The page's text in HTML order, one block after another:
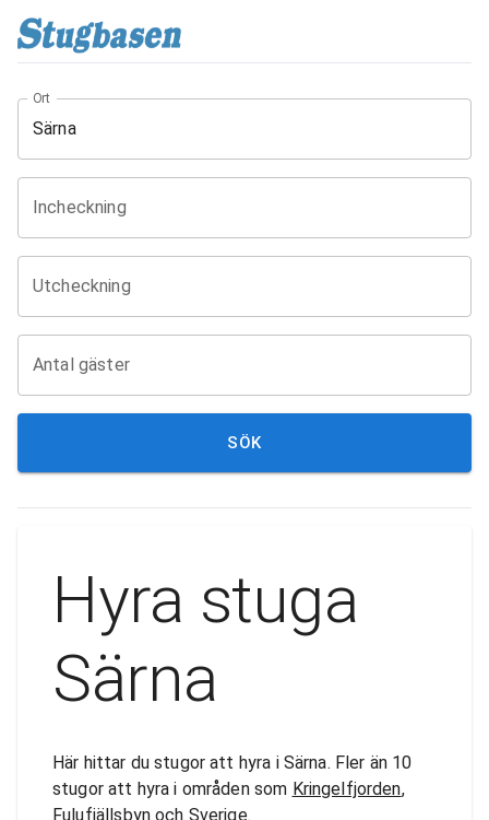
Ort
Incheckning
Utcheckning
Antal gäster
SÖK
Hyra stuga
Särna
Här hittar du stugor att hyra i Särna. Fler än 10
stugor att hyra i områden som Kringelfjorden,
Fulufjällsbynoch Sverige.